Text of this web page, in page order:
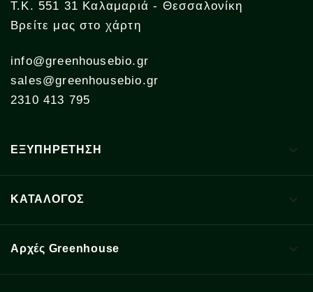
Τ.Κ. 551 31 Καλαμαριά - Θεσσαλονίκη
Βρείτε μας στο χάρτη
info@greenhousebio.gr
sales@greenhousebio.gr
2310 413 795
ΕΞΥΠΗΡΕΤΗΣΗ 
ΚΑΤΑΛΟΓΟΣ 
Αρχές Greenhouse 